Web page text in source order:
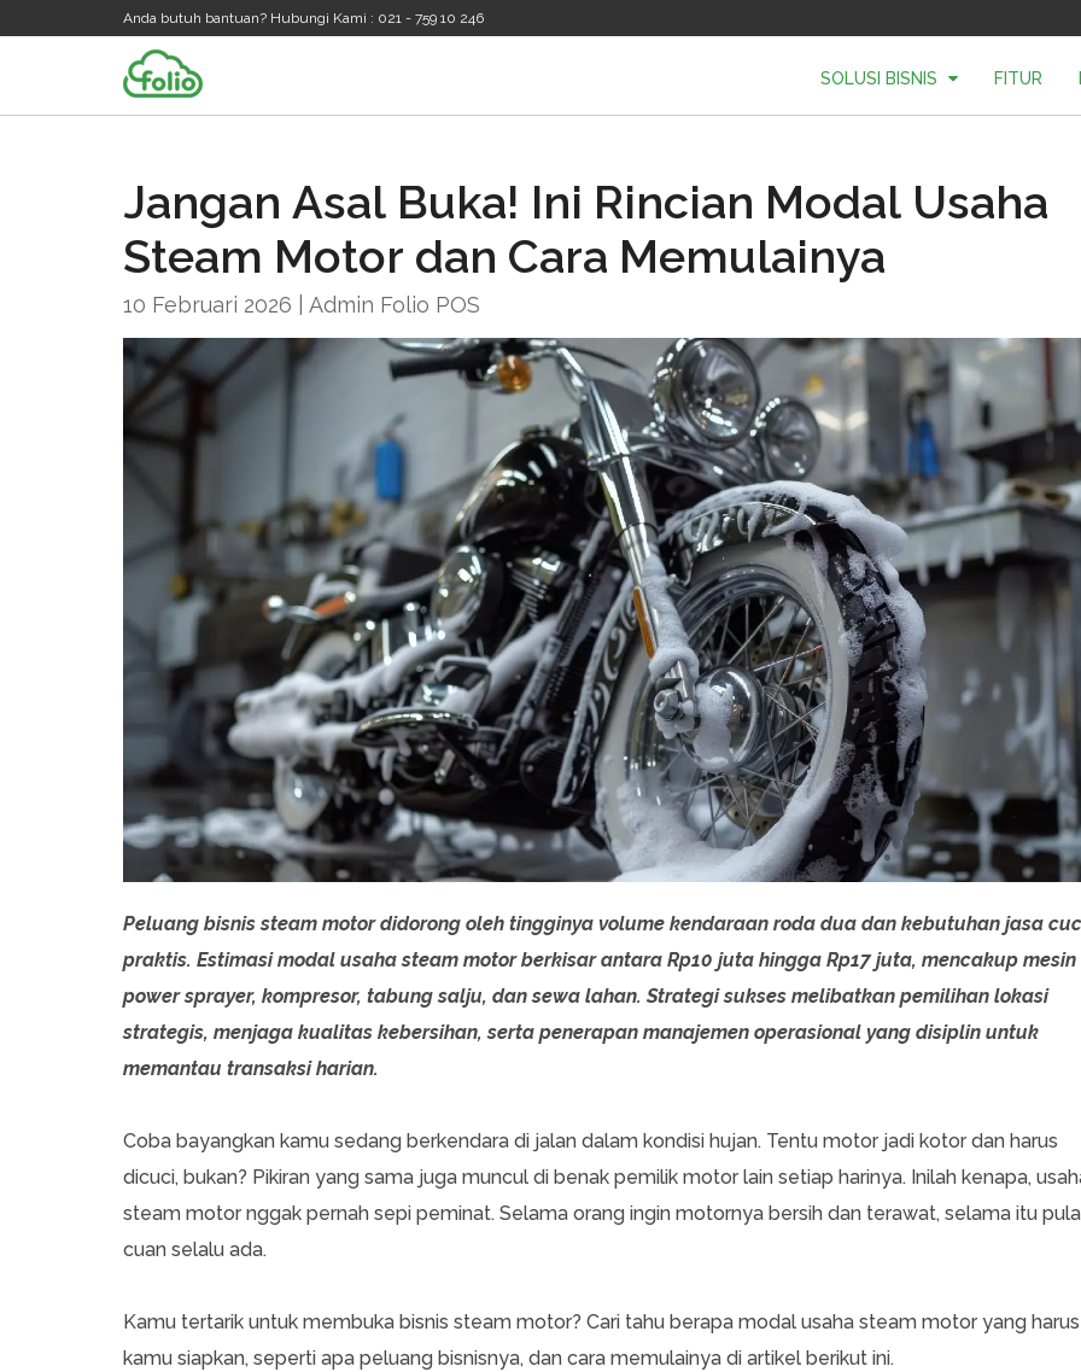
Anda butuh bantuan? Hubungi Kami : 021 - 759 10 246
SOLUSI BISNIS FITUR
Jangan Asal Buka! Ini Rincian Modal Usaha
Steam Motor dan Cara Memulainya
10 Februari 2026 | Admin Folio POS
Peluang bisnis steam motor didorong oleh tingginya volume kendaraan roda dua dan kebutuhan jasa
praktis. Estimasi modal usaha steam motor berkisar antara Rp10 juta hingga Rp17 juta, mencakup mesin
power sprayer, kompresor, tabung salju, dan sewa lahan. Strategi sukses melibatkan pemilihan lokasi
strategis, menjaga kualitas kebersihan, serta penerapan manajemen operasional yang disiplin untuk
memantau transaksi harian.
Coba bayangkan kamu sedang berkendara di jalan dalam kondisi hujan. Tentu motor jadi kotor dan harus
dicuci, bukan? Pikiran yang sama juga muncul di benak pemilik motor lain setiap harinya. Inilah kenapa,
steam motor nggak pernah sepi peminat. Selama orang ingin motornya bersih dan terawat, selama itu pula
cuan selalu ada.
Kamu tertarik untuk membuka bisnis steam motor? Cari tahu berapa modal usaha steam motor yang harus
kamu siapkan, seperti apa peluang bisnisnya, dan cara memulainya di artikel berikut ini.